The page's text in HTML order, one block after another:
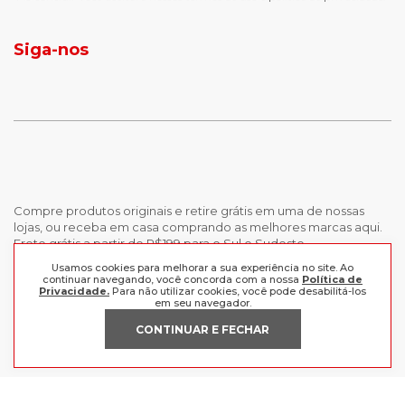
Usamos cookies para melhorar a sua experiência no site. Ao
continuar navegando, você concorda com a nossa Política de
Privacidade. Para não utilizar cookies, você pode desabilitá-los
em seu navegador.
CONTINUAR E FECHAR
calças femininas
Siga-nos
Compre produtos originais e retire grátis em uma de nossas
lojas, ou receba em casa comprando as melhores marcas aqui.
Frete grátis a partir de R$199 para o Sul e Sudeste.
INSTITUCIONAL
Trabalhe Conosco
Política de Privacidade